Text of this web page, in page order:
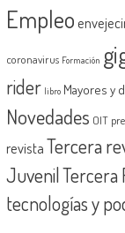
Empleo
coronavirus Formación
rider libro Mayores y
Novedades OIT
revistaTercera
JuvenilTercera
tecnologías y